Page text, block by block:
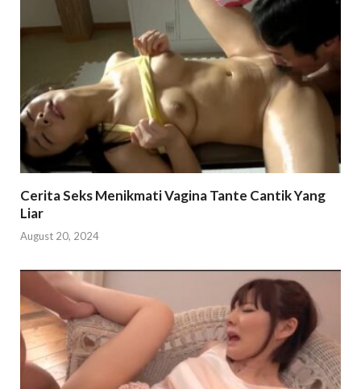
Cerita Seks Menikmati Vagina Tante Cantik Yang
Liar
August 20, 2024